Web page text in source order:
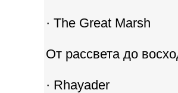
· The Great Marsh
От рассвета до
· Rhayader